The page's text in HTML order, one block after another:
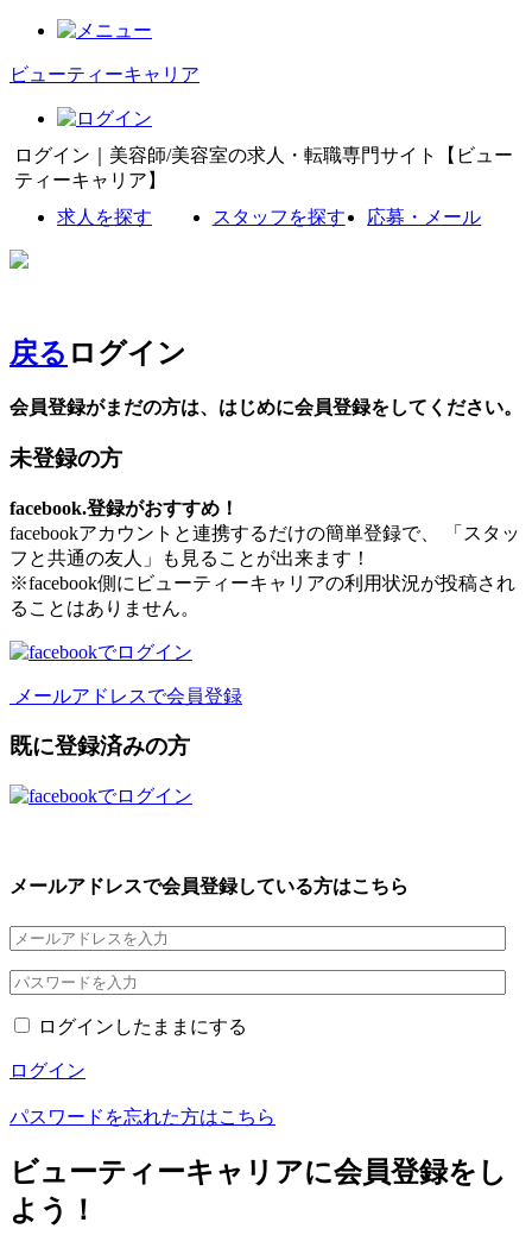
ビューティーキャリア
ログイン｜美容師/美容室の求人・転職専門サイト【ビュー
ティーキャリア】
求人を探す
スタッフを探す 応募・メール
戻る ログイン
会員登録がまだの方は、はじめに会員登録をしてください。
未登録の方
facebook.登録がおすすめ！
facebookアカウントと連携するだけの簡単登録で、 「スタッ
フと共通の友人」も見ることが出来ます！
※facebook側にビューティーキャリアの利用状況が投稿され
ることはありません。
メールアドレスで会員登録
既に登録済みの方
メールアドレスで会員登録している方はこちら
ログインしたままにする
ログイン
パスワードを忘れた方はこちら
ビューティーキャリアに会員登録をし
よう！